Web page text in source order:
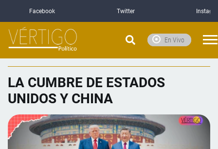
Facebook Twitter
En Vivo
LA CUMBRE DE ESTADOS
UNIDOS Y CHINA